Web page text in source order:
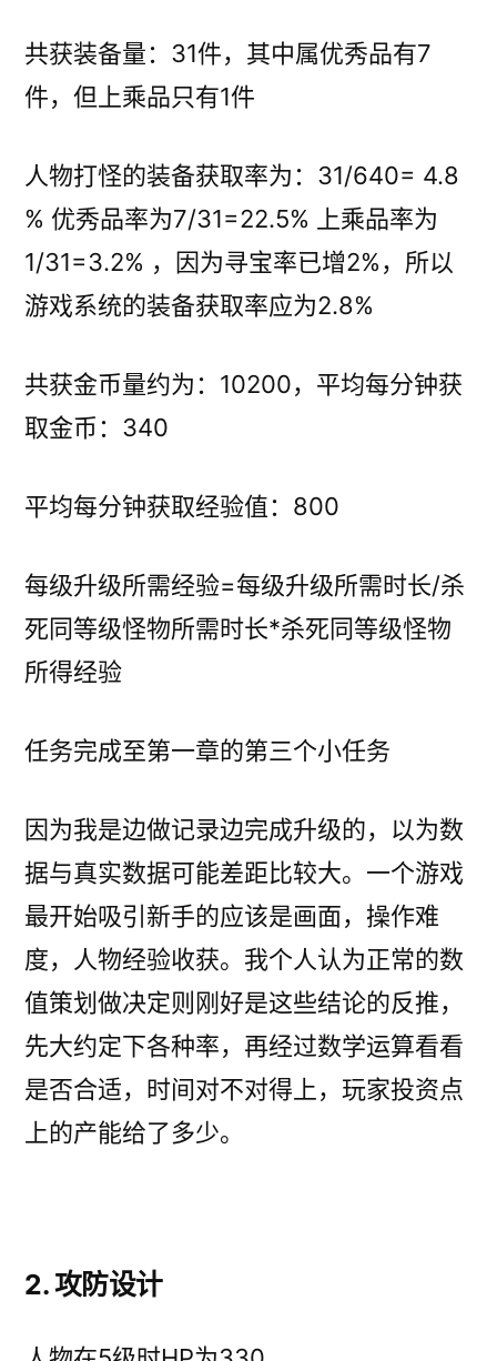
共获装备量：31件，其中属优秀品有7
件，但上乘品只有1件
人物打怪的装备获取率为：31/640= 4.8
% 优秀品率为7/31=22.5% 上乘品率为
1/31=3.2% ，因为寻宝率已增2%，所以
游戏系统的装备获取率应为2.8%
共获金币量约为：10200，平均每分钟获
取金币：340
平均每分钟获取经验值：800
每级升级所需经验=每级升级所需时长/杀
死同等级怪物所需时长*杀死同等级怪物
所得经验
任务完成至第一章的第三个小任务
因为我是边做记录边完成升级的，以为数
据与真实数据可能差距比较大。一个游戏
最开始吸引新手的应该是画面，操作难
度，人物经验收获。我个人认为正常的数
值策划做决定则刚好是这些结论的反推，
先大约定下各种率，再经过数学运算看看
是否合适，时间对不对得上，玩家投资点
上的产能给了多少。
2. 攻防设计